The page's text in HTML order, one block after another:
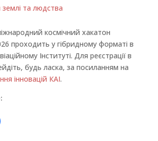
та людства
космічний хакатон
проходить у гібридному форматі в
Інституті. Для реєстрації в
будь ласка, за посиланням на
інновацій КАІ.